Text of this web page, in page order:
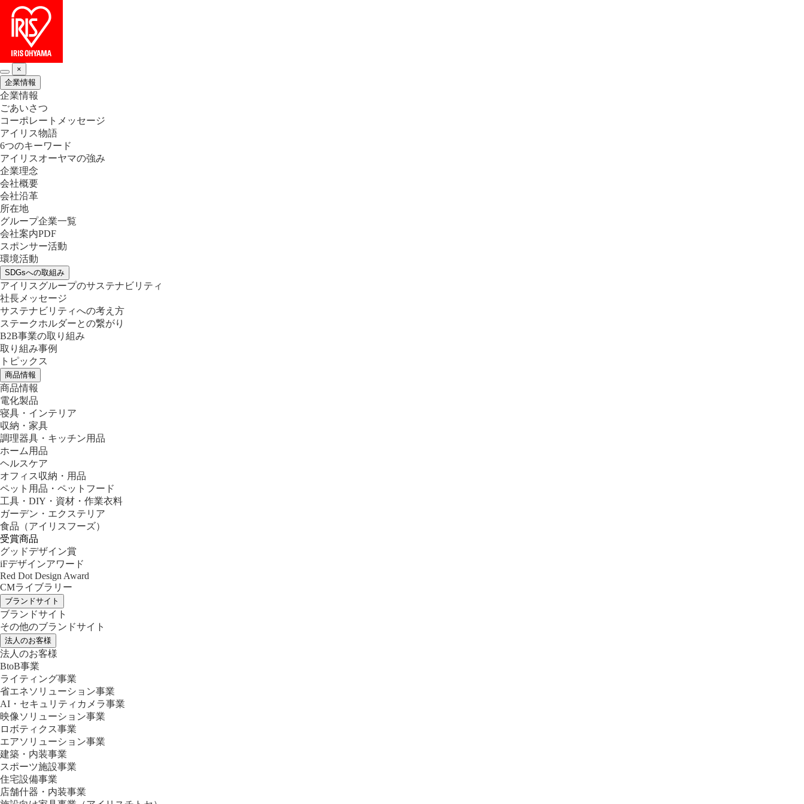
×
企業情報
企業情報
ごあいさつ
コーポレートメッセージ
アイリス物語
6つのキーワード
アイリスオーヤマの強み
企業理念
会社概要
会社沿革
所在地
グループ企業一覧
会社案内PDF
スポンサー活動
環境活動
SDGsへの取組み
アイリスグループのサステナビリティ
社長メッセージ
サステナビリティへの考え方
ステークホルダーとの繋がり
B2B事業の取り組み
取り組み事例
トピックス
商品情報
商品情報
電化製品
寝具・インテリア
収納・家具
調理器具・キッチン用品
ホーム用品
ヘルスケア
オフィス収納・用品
ペット用品・ペットフード
工具・DIY・資材・作業衣料
ガーデン・エクステリア
食品 （アイリスフーズ）
受賞商品
グッドデザイン賞
iFデザインアワード
Red Dot Design Award
CMライブラリー
ブランドサイト
ブランドサイト
その他のブランドサイト
法人のお客様
法人のお客様
BtoB事業
ライティング事業
省エネソリューション事業
AI・セキュリティカメラ事業
映像ソリューション事業
ロボティクス事業
エアソリューション事業
建築・内装事業
スポーツ施設事業
住宅設備事業
店舗什器・内装事業